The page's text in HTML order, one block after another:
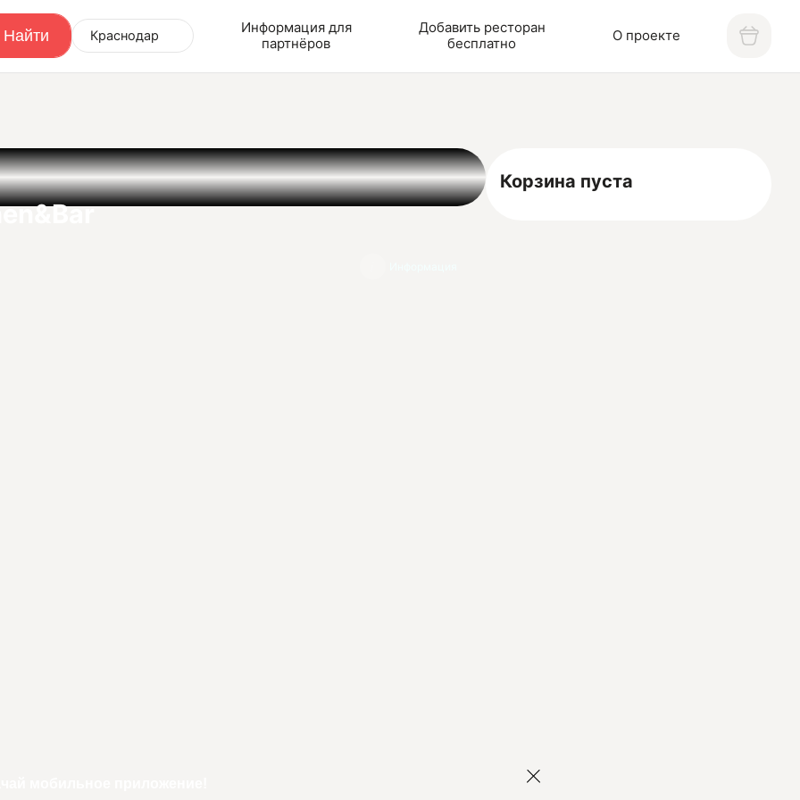
Краснодар
Информация для
партнёров
Добавить ресторан
бесплатно
О проекте
Корзина пуста